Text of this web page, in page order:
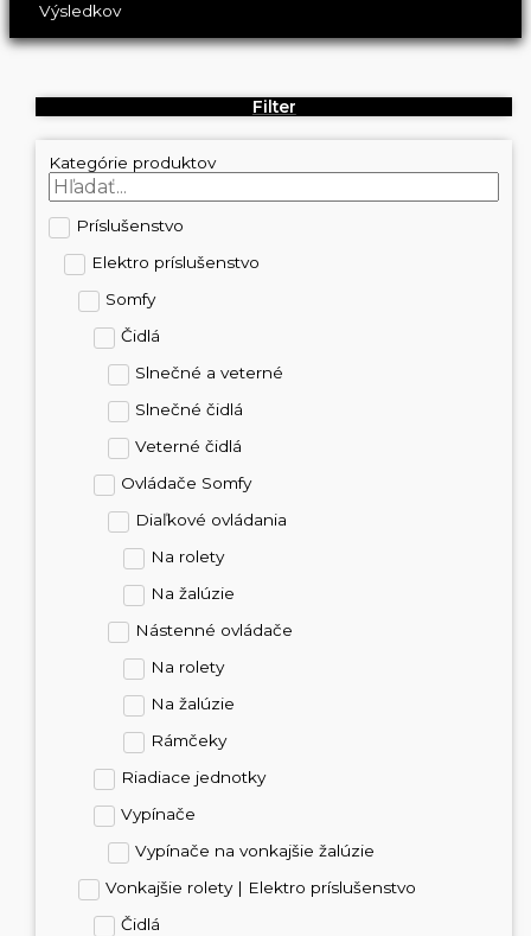
Výsledkov
Filter
Kategórie produktov
Príslušenstvo
Elektro príslušenstvo
Somfy
Čidlá
Slnečné a veterné
Slnečné čidlá
Veterné čidlá
Ovládače Somfy
Diaľkové ovládania
Na rolety
Na žalúzie
Nástenné ovládače
Na rolety
Na žalúzie
Rámčeky
Riadiace jednotky
Vypínače
Vypínače na vonkajšie žalúzie
Vonkajšie rolety | Elektro príslušenstvo
Čidlá